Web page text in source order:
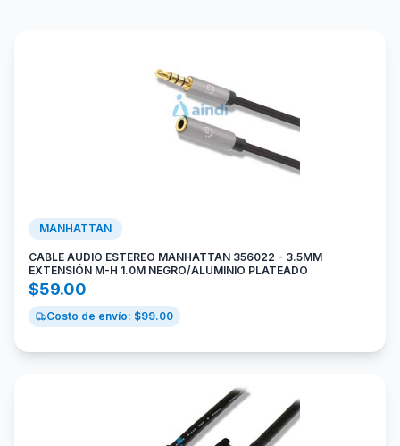
MANHATTAN
CABLE AUDIO ESTEREO MANHATTAN 356022 - 3.5MM
EXTENSIÓN M-H 1.0M NEGRO/ALUMINIO PLATEADO
$59.00
Costo de envío: $99.00